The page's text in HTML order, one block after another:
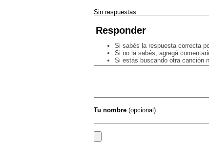
Sin respuestas
Responder
Si sabés la respuesta correcta
Si no la sabés, agregá
Si estás buscando otra canción
Tu nombre (opcional)